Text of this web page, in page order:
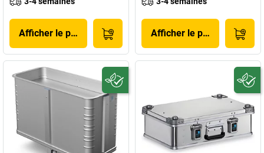
Afficher le produit Afficher le produit